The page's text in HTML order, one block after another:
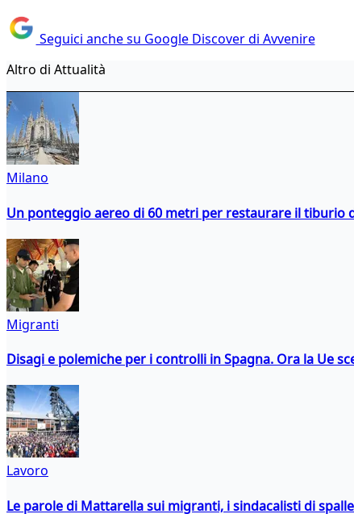
Seguici anche su Google Discover di Avvenire
Altro di Attualità
Milano
Un ponteggio aereo di 60 metri per restaurare il tiburio
Migranti
Disagi e polemiche per i controlli in Spagna. Ora la Ue
Lavoro
Le parole di Mattarella sui migranti, i sindacalisti di